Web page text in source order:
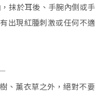
抹於耳後、手腕內側或
出現紅腫刺激或任何不
、薰衣草之外，絕對不